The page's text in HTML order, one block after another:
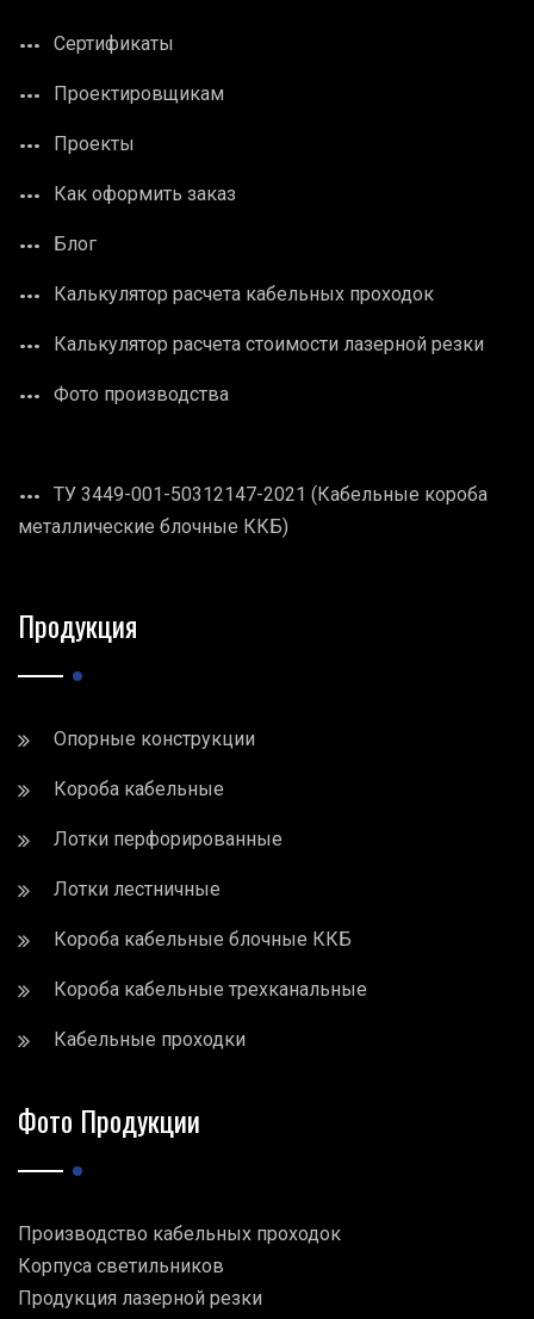
Сертификаты
Проектировщикам
Проекты
Как оформить заказ
Блог
Калькулятор расчета кабельных проходок
Калькулятор расчета стоимости лазерной резки
Фото производства
ТУ 3449-001-50312147-2021 (Кабельные короба
металлические блочные ККБ)
Продукция
Опорные конструкции
Короба кабельные
Лотки перфорированные
Лотки лестничные
Короба кабельные блочные ККБ
Короба кабельные трехканальные
Кабельные проходки
Фото Продукции
Производство кабельных проходок
Корпуса светильников
Продукция лазерной резки